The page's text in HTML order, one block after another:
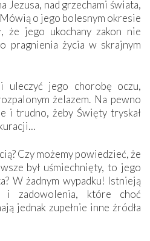
Jezusa, nad grzechami świata,
o jego bolesnym okresie
że jego ukochany zakon nie
pragnienia życia w skrajnym
uleczyć jego chorobę oczu,
żelazem. Na pewno
i trudno, żeby Święty tryskał
Czy możemy powiedzieć, że
był uśmiechnięty, to jego
W żadnym wypadku! Istnieją
i zadowolenia, które choć
jednak zupełnie inne źródła